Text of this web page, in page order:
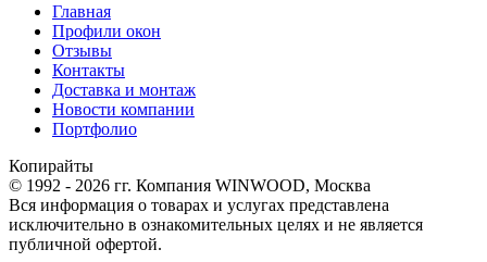
Главная
Профили окон
Отзывы
Контакты
Доставка и монтаж
Новости компании
Портфолио
Копирайты
© 1992 - 2026 гг. Компания WINWOOD, Москва
Вся информация о товарах и услугах представлена
исключительно в ознакомительных целях и не является
публичной офертой.